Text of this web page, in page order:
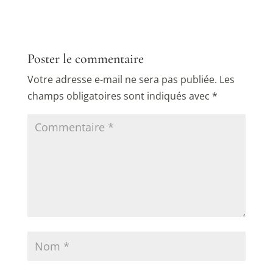
Poster le commentaire
Votre adresse e-mail ne sera pas publiée. Les
champs obligatoires sont indiqués avec *